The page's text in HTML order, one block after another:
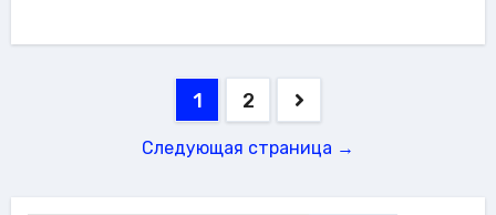
Пагинация
записей
1 2
Следующая страница →